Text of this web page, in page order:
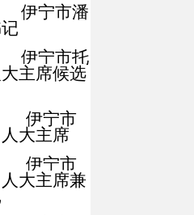
伊宁市潘
伊宁市托
主席候选
伊宁市
大主席
伊宁市
大主席兼